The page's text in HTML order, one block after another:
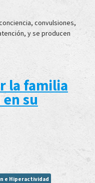
convulsiones,
y se producen
la familia
su
e Hiperactividad